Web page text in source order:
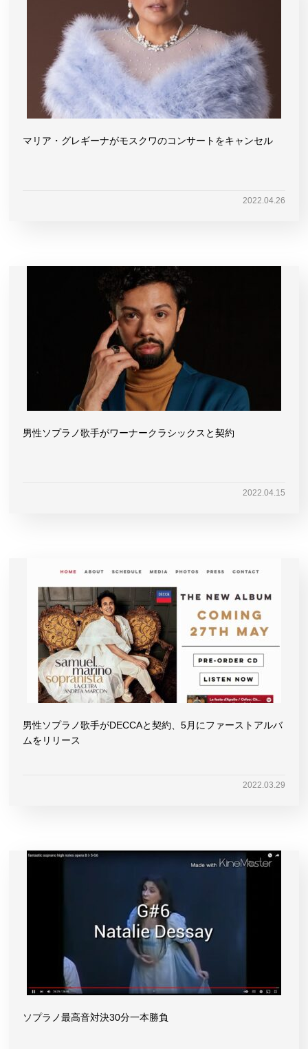
マリア・グレギーナがモスクワのコンサートをキャンセル
2022.04.26
男性ソプラノ歌手がワーナークラシックスと契約
2022.04.15
男性ソプラノ歌手がDECCAと契約、5月にファーストアルバ
ムをリリース
2022.03.29
ソプラノ最高音対決30分一本勝負